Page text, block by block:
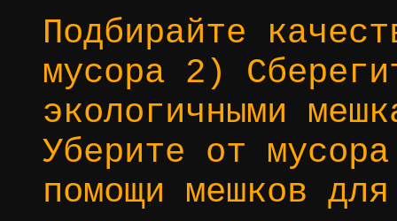
Подбирайте
мусора 2)
экологичными
Уберите от
помощи мешков